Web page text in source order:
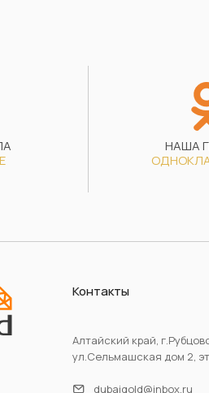
НАША
Контакты
Алтайский край,
ул.Сельмашская дом 2,
dubaigold@inbox.ru